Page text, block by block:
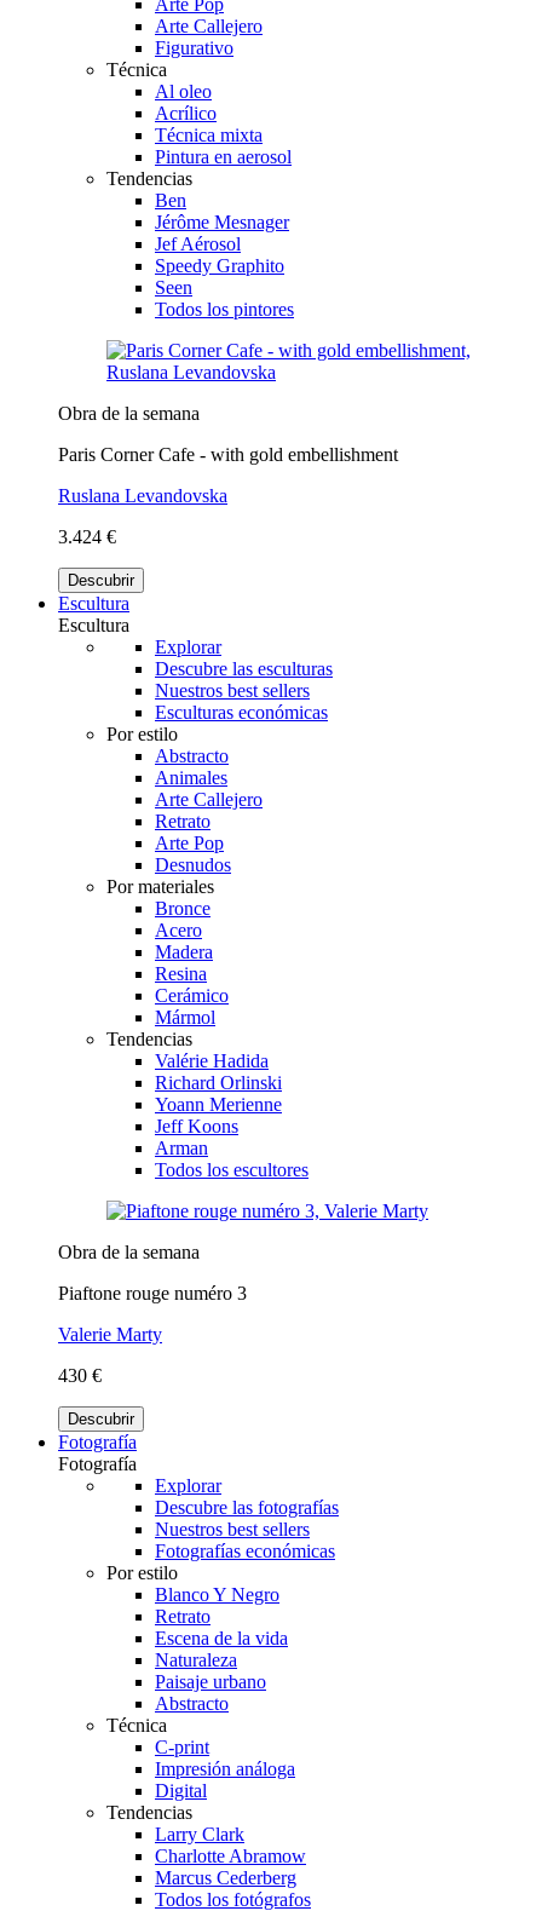
Arte Callejero
Figurativo
Técnica
Al oleo
Acrílico
Técnica mixta
Pintura en aerosol
Tendencias
Ben
Jérôme Mesnager
Jef Aérosol
Speedy Graphito
Seen
Todos los pintores
Obra de la semana
Paris Corner Cafe - with gold embellishment
Ruslana Levandovska
3.424 €
Descubrir
Escultura
Escultura
Explorar
Descubre las esculturas
Nuestros best sellers
Esculturas económicas
Por estilo
Abstracto
Animales
Arte Callejero
Retrato
Arte Pop
Desnudos
Por materiales
Bronce
Acero
Madera
Resina
Cerámico
Mármol
Tendencias
Valérie Hadida
Richard Orlinski
Yoann Merienne
Jeff Koons
Arman
Todos los escultores
Obra de la semana
Piaftone rouge numéro 3
Valerie Marty
430 €
Descubrir
Fotografía
Fotografía
Explorar
Descubre las fotografías
Nuestros best sellers
Fotografías económicas
Por estilo
Blanco Y Negro
Retrato
Escena de la vida
Naturaleza
Paisaje urbano
Abstracto
Técnica
C-print
Impresión análoga
Digital
Tendencias
Larry Clark
Charlotte Abramow
Marcus Cederberg
Todos los fotógrafos